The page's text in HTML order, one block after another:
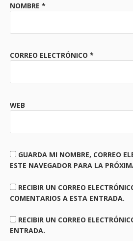
NOMBRE *
CORREO ELECTRÓNICO *
WEB
GUARDA MI NOMBRE, CORREO
ESTE NAVEGADOR PARA LA
RECIBIR UN CORREO
COMENTARIOS A ESTA ENTRADA.
RECIBIR UN CORREO
ENTRADA.